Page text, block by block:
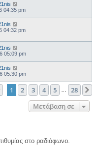
04:35 pm
04:32 pm
05:09 pm
05:30 pm
Σελίδα1 από 28
1 2 3 4 5 28
Μετάβαση σε
στο ραδιόφωνο.